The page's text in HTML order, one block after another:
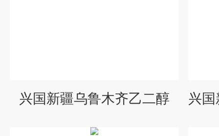
兴国新疆乌鲁木齐乙二醇